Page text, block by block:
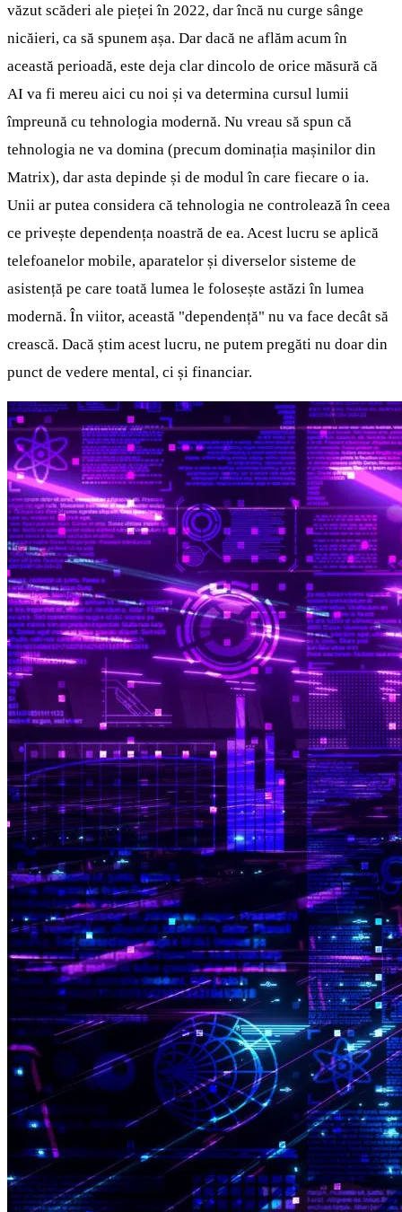
văzut scăderi ale pieței în 2022, dar încă nu curge sânge
nicăieri, ca să spunem așa. Dar dacă ne aflăm acum în
această perioadă, este deja clar dincolo de orice măsură că
AI va fi mereu aici cu noi și va determina cursul lumii
împreună cu tehnologia modernă. Nu vreau să spun că
tehnologia ne va domina (precum dominația mașinilor din
Matrix), dar asta depinde și de modul în care fiecare o ia.
Unii ar putea considera că tehnologia ne controlează în ceea
ce privește dependența noastră de ea. Acest lucru se aplică
telefoanelor mobile, aparatelor și diverselor sisteme de
asistență pe care toată lumea le folosește astăzi în lumea
modernă. În viitor, această "dependență" nu va face decât să
crească. Dacă știm acest lucru, ne putem pregăti nu doar din
punct de vedere mental, ci și financiar.